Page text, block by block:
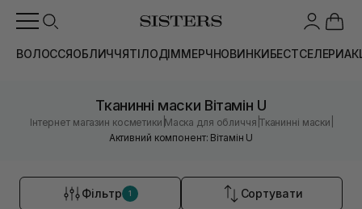
ВОЛОССЯОБЛИЧЧЯТІЛОДІММЕРЧНОВИНКИБЕСТСЕЛЕРИ
Тканинні маски Вітамін U
Інтернет магазин косметики |Маска для обличчя |Тканинні маски
Активний компонент: Вітамін U
Фільтр 1 Сортувати